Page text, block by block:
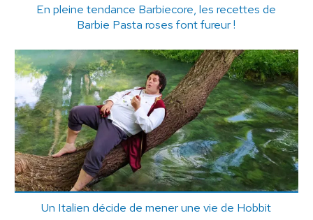
En pleine tendance Barbiecore, les recettes de
Barbie Pasta roses font fureur !
Un Italien décide de mener une vie de Hobbit